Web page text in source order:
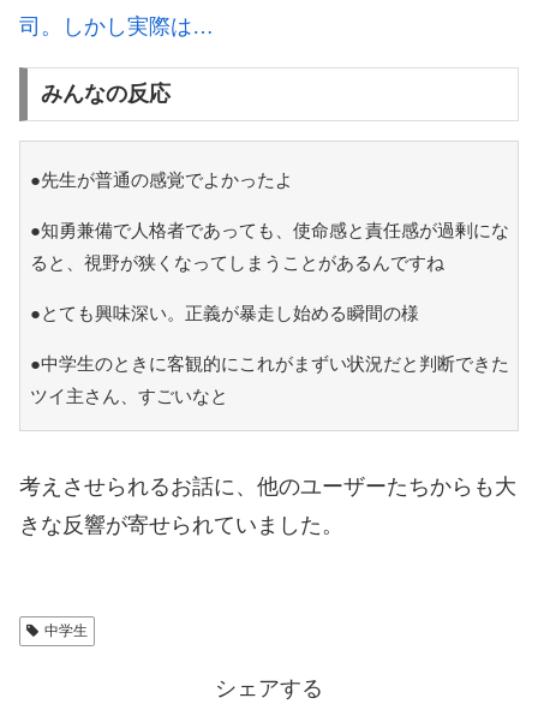
司。しかし実際は…
みんなの反応
●先生が普通の感覚でよかったよ
●知勇兼備で人格者であっても、使命感と責任感が過剰にな
ると、視野が狭くなってしまうことがあるんですね
●とても興味深い。正義が暴走し始める瞬間の様
●中学生のときに客観的にこれがまずい状況だと判断できた
ツイ主さん、すごいなと
考えさせられるお話に、他のユーザーたちからも大
きな反響が寄せられていました。
中学生
シェアする